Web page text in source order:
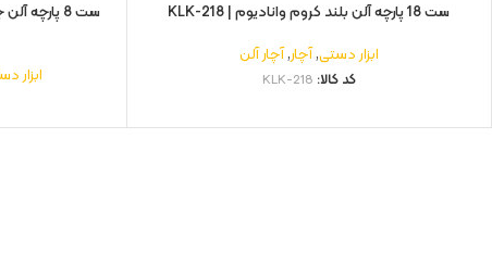
ست 18 پارچه آلن بلند کروم وانادیوم | KLK-218
ابزار دستی,آچار,آچار آلن
کد کالا: KLK-218
ابزار